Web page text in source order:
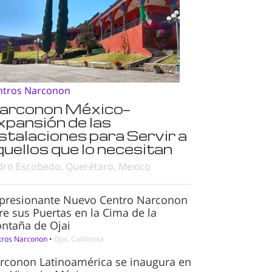
Narconon
México—
de las
para Servir a
que lo necesitan
Escobedo, Querétaro, Mexico
Nuevo Centro Narconon
sus Puertas en la Cima de la
de Ojai
Narconon • Ojai, California
Latinoamérica se inaugura en